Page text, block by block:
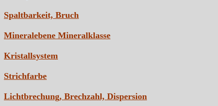
Spaltbarkeit, Bruch
Mineralebene Mineralklasse
Kristallsystem
Strichfarbe
Lichtbrechung, Brechzahl, Dispersion